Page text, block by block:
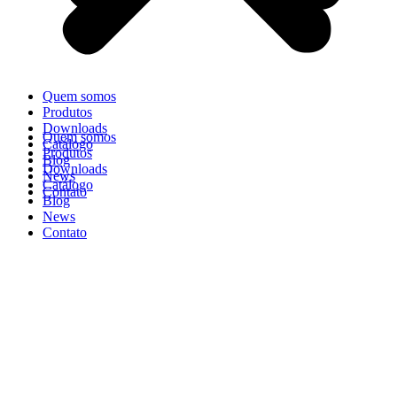
Quem somos
Produtos
Downloads
Catálogo
Blog
News
Contato
Quem somos
Produtos
Downloads
Catálogo
Blog
News
Contato